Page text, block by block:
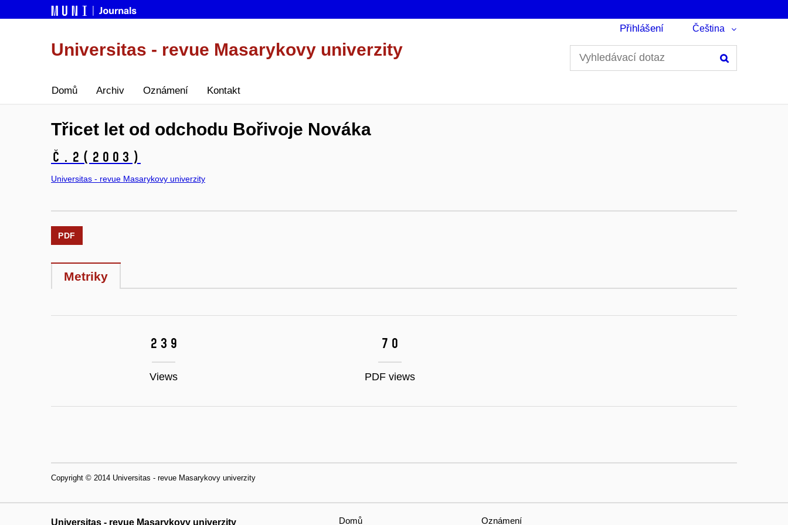
Universitas - revue Masarykovy univerzity
Přihlášení Čeština
Domů Archiv Oznámení Kontakt
Třicet let od odchodu Bořivoje Nováka
č.2 (2003)
Universitas - revue Masarykovy univerzity
PDF
Metriky
239
Views
70
PDF views
Copyright © 2014 Universitas - revue Masarykovy univerzity
Universitas - revue Masarykovy univerzity Domů Oznámení